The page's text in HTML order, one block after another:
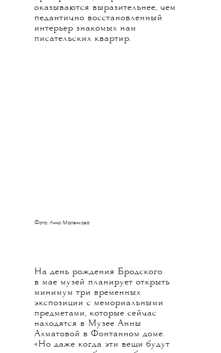
оказываются выразительнее, чем
педантично восстановленный
интерьер знакомых нам
писательских квартир.
Фото: Анна Маленкова
На день рождения Бродского
в мае музей планирует открыть
минимум три временных
экспозиции с мемориальными
предметами, которые сейчас
находятся в Музее Анны
Ахматовой в Фонтанном доме.
«Но даже когда эти вещи будут